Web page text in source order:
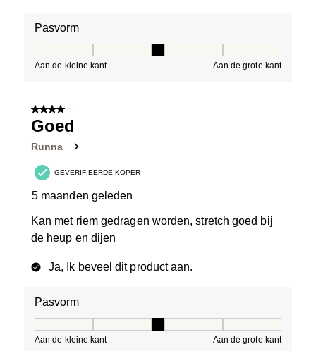
Pasvorm
Aan de kleine kant Aan de grote kant
4 van 5 sterren.
Goed
Runna
GEVERIFIEERDE KOPER
5 maanden geleden
Kan met riem gedragen worden, stretch goed bij
de heup en dijen
Ja, Ik beveel dit product aan.
Pasvorm
Aan de kleine kant Aan de grote kant